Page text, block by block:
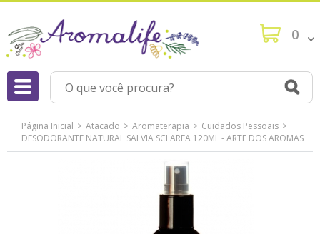
0
Página Inicial Atacado Aromaterapia
Cuidados Pessoais
DESODORANTE NATURAL SALVIA SCLAREA 120ML - ARTE DOS AROMAS